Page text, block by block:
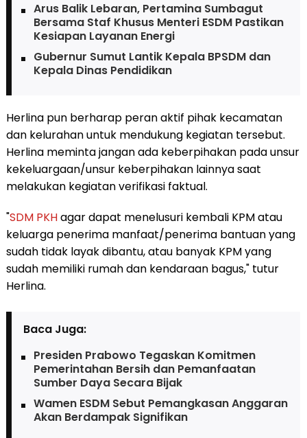
Arus Balik Lebaran, Pertamina Sumbagut
Bersama Staf Khusus Menteri ESDM Pastikan
Kesiapan Layanan Energi
Gubernur Sumut Lantik Kepala BPSDM dan
Kepala Dinas Pendidikan
Herlina pun berharap peran aktif pihak kecamatan
dan kelurahan untuk mendukung kegiatan tersebut.
Herlina meminta jangan ada keberpihakan pada unsur
kekeluargaan/unsur keberpihakan lainnya saat
melakukan kegiatan verifikasi faktual.
"SDM PKHagar dapat menelusuri kembali KPM atau
keluarga penerima manfaat/penerima bantuan yang
sudah tidak layak dibantu, atau banyak KPM yang
sudah memiliki rumah dan kendaraan bagus," tutur
Herlina.
Baca Juga:
Presiden Prabowo Tegaskan Komitmen
Pemerintahan Bersih dan Pemanfaatan
Sumber Daya Secara Bijak
Wamen ESDM Sebut Pemangkasan Anggaran
Akan Berdampak Signifikan